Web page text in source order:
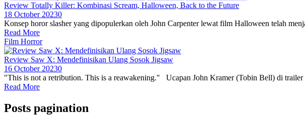
Review Totally Killer: Kombinasi Scream, Halloween, Back to the Future
18 October 20230
Konsep horor slasher yang dipopulerkan oleh John Carpenter lewat film Halloween telah
Read More
Film Horror
Review Saw X: Mendefinisikan Ulang Sosok Jigsaw
16 October 20230
"This is not a retribution. This is a reawakening." Ucapan John Kramer (Tobin Bell) di trailer
Read More
Posts pagination